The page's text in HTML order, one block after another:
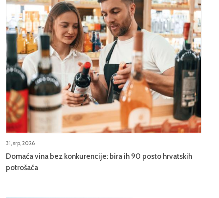
31, srp, 2026
Domaća vina bez konkurencije: bira ih 90 posto hrvatskih
potrošača